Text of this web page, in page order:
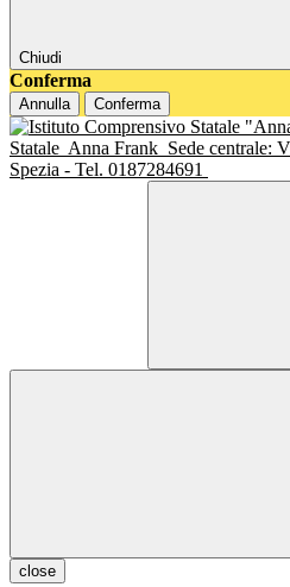
Chiudi
Conferma
Annulla Conferma
Statale Anna Frank Sede centrale:
Spezia - Tel. 0187284691
close